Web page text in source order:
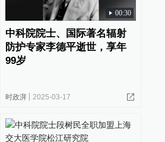
00:30
中科院院士、国际著名辐射
防护专家李德平逝世，享年
99岁
时政湃 2025-03-17